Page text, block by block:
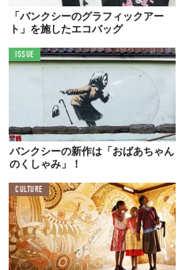
「バンクシーのグラフィックアー
ト」を施したエコバッグ
ISSUE
バンクシーの新作は「おばあちゃん
のくしゃみ」！
CULTURE